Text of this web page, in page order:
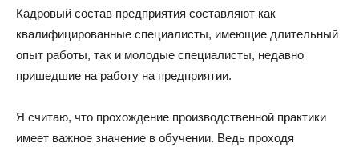
Кадровый состав предприятия составляют как
квалифицированные специалисты, имеющие длительный
опыт работы, так и молодые специалисты, недавно
пришедшие на работу на предприятии.
Я считаю, что прохождение производственной практики
имеет важное значение в обучении. Ведь проходя